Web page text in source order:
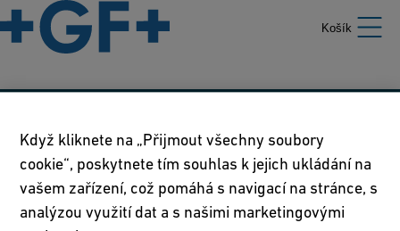
Košík
Naše zásady
Podmínky používání
Prohlášení o zásadách ochrany osobních údajů
Když kliknete na „Přijmout všechny soubory
cookie“, poskytnete tím souhlas k jejich ukládání na
vašem zařízení, což pomáhá s navigací na stránce, s
analýzou využití dat a s našimi marketingovými